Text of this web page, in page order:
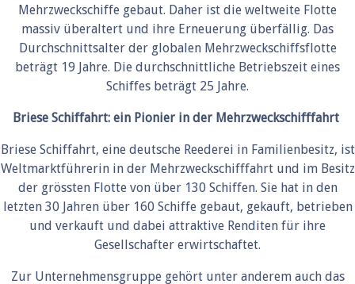
Mehrzweckschiffe gebaut. Daher ist die weltweite Flotte
massiv überaltert und ihre Erneuerung überfällig. Das
Durchschnittsalter der globalen Mehrzweckschiffsflotte
beträgt 19 Jahre. Die durchschnittliche Betriebszeit eines
Schiffes beträgt 25 Jahre.
Briese Schiffahrt: ein Pionier in der Mehrzweckschifffahrt
Briese Schiffahrt, eine deutsche Reederei in Familienbesitz, ist
Weltmarktführerin in der Mehrzweckschifffahrt und im Besitz
der grössten Flotte von über 130 Schiffen. Sie hat in den
letzten 30 Jahren über 160 Schiffe gebaut, gekauft, betrieben
und verkauft und dabei attraktive Renditen für ihre
Gesellschafter erwirtschaftet.
Zur Unternehmensgruppe gehört unter anderem auch das